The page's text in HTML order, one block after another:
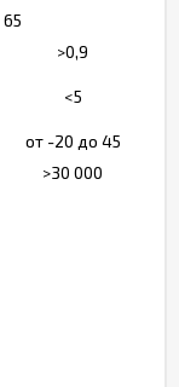
65
>0,9
<5
от -20 до 45
>30 000